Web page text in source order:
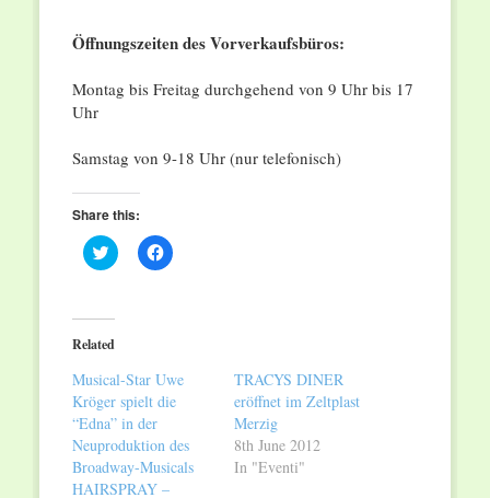
Öffnungszeiten des Vorverkaufsbüros:
Montag bis Freitag durchgehend von 9 Uhr bis 17
Uhr
Samstag von 9-18 Uhr (nur telefonisch)
Share this:
Click
to
(Opens
in
new
Click
to
Related
Musical-Star Uwe
Kröger spielt die
“Edna” in der
Neuproduktion des
Broadway-Musicals
HAIRSPRAY –
TRACYS DINER
eröffnet im Zeltplast
Merzig
8th June 2012
In "Eventi"